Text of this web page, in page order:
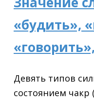
«будить»,
Девять типов
состоянием чакр